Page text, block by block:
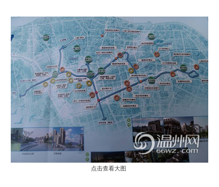
点击查看大图